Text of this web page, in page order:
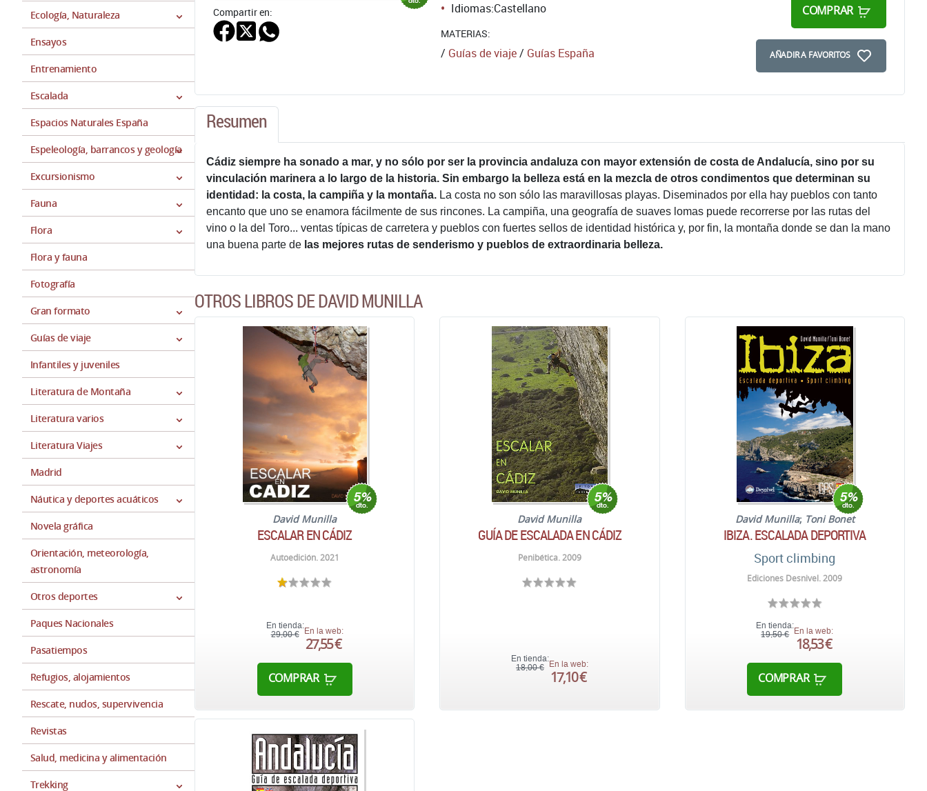
Ecología, Naturaleza
Ensayos
Entrenamiento
Escalada
Espacios Naturales España
Espeleología, barrancos y geología
Excursionismo
Fauna
Flora
Flora y fauna
Fotografía
Gran formato
Guías de viaje
Infantiles y juveniles
Literatura de Montaña
Literatura varios
Literatura Viajes
Madrid
Náutica y deportes acuáticos
Novela gráfica
Orientación, meteorología,
astronomía
Otros deportes
Paques Nacionales
Pasatiempos
Refugios, alojamientos
Rescate, nudos, supervivencia
Revistas
Salud, medicina y alimentación
Trekking
Compartir en: COMPRAR
AÑADIR A FAVORITOS
Idiomas:Castellano
MATERIAS:
/ Guías de viaje/ Guías España
Resumen
Cádiz siempre ha sonado a mar, y no sólo por ser la provincia andaluza con mayor extensión de costa de Andalucía, sino por su
vinculación marinera a lo largo de la historia. Sin embargo la belleza está en la mezcla de otros condimentos que determinan su
identidad: la costa, la campiña y la montaña. La costa no son sólo las maravillosas playas. Diseminados por ella hay pueblos con tanto
encanto que uno se enamora fácilmente de sus rincones. La campiña, una geografía de suaves lomas puede recorrerse por las rutas del
vino o la del Toro... ventas típicas de carretera y pueblos con fuertes sellos de identidad histórica y, por fin, la montaña donde se dan la mano
una buena parte de las mejores rutas de senderismo y pueblos de extraordinaria belleza.
OTROS LIBROS DE DAVID MUNILLA
David Munilla
ESCALAR EN CÁDIZ
Autoedición. 2021
En tienda:
29,00 € En la web:
27,55 €
COMPRAR
David Munilla
GUÍA DE ESCALADA EN CÁDIZ
Penibética. 2009
En tienda:
18,00 € En la web:
17,10 €
David Munilla; Toni Bonet
IBIZA. ESCALADA DEPORTIVA
Sport climbing
Ediciones Desnivel. 2009
En tienda:
19,50 €
En la web:
18,53 €
COMPRAR